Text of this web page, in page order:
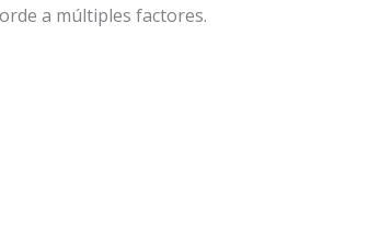
a múltiples factores.